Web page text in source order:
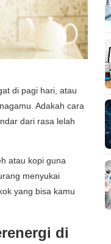
di pagi hari, atau
Adakah cara
dari rasa lelah
atau kopi guna
menyukai
yang bisa kamu
di